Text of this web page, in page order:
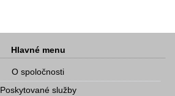
Hlavné menu
O spoločnosti
Poskytované služby